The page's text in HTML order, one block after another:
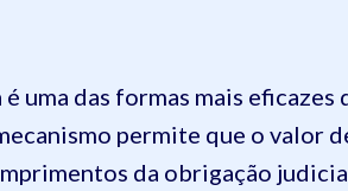
uma das formas mais
permite que o valor
da obrigação